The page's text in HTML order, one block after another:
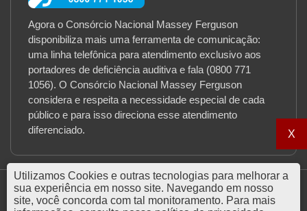
Agora o Consórcio Nacional Massey Ferguson
disponibiliza mais uma ferramenta de comunicação:
uma linha telefônica para atendimento exclusivo aos
portadores de deficiência auditiva e fala (0800 771
1056). O Consórcio Nacional Massey Ferguson
considera e respeita a necessidade especial de cada
público e para isso direciona esse atendimento
diferenciado.
Utilizamos Cookies e outras tecnologias para melhorar a
sua experiência em nosso site. Navegando em nosso
site, você concorda com tal monitoramento. Para mais
X